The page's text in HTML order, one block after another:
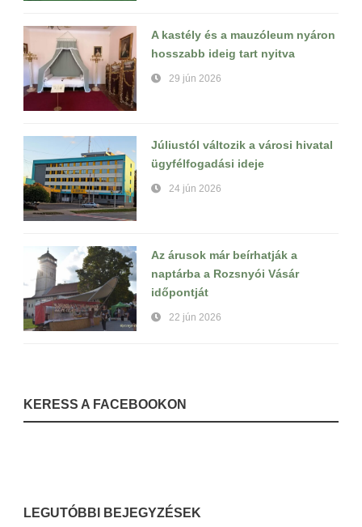
A kastély és a mauzóleum nyáron
hosszabb ideig tart nyitva
29 jún 2026
Júliustól változik a városi hivatal
ügyfélfogadási ideje
24 jún 2026
Az árusok már beírhatják a
naptárba a Rozsnyói Vásár
időpontját
22 jún 2026
KERESS A FACEBOOKON
LEGUTÓBBI BEJEGYZÉSEK